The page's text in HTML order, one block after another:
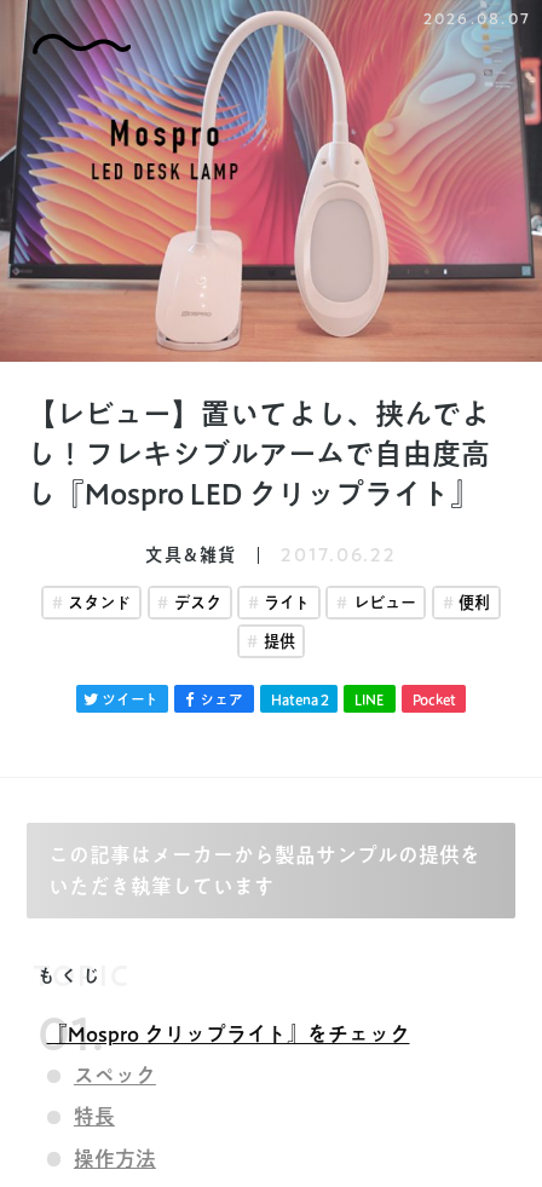
2026.08.07
【レビュー】置いてよし、挟んでよ
し！フレキシブルアームで自由度高
し『Mospro LED クリップライト』
文具&雑貨 2017.06.22
スタンド デスク ライト レビュー 便利
提供
ツイート シェア Hatena 2 LINE Pocket
この記事はメーカーから製品サンプルの提供を
いただき執筆しています
TOPIC
もくじ
『Mospro クリップライト』をチェック
スペック
特長
操作方法